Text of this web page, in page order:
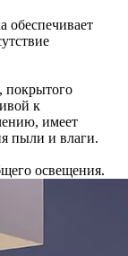
обеспечивает
покрытого
к
имеет
пыли и влаги.
освещения.